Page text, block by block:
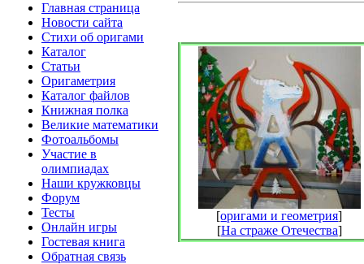
Главная страница
Новости сайта
Cтихи об оригами
Каталог
Статьи
Оригаметрия
Каталог файлов
Книжная полка
Великие математики
Фотоальбомы
Участие в
олимпиадах
Наши кружковцы
Форум
Тесты
Онлайн игры
Гостевая книга
Обратная связь
[оригами и геометрия]
[На страже Отечества]